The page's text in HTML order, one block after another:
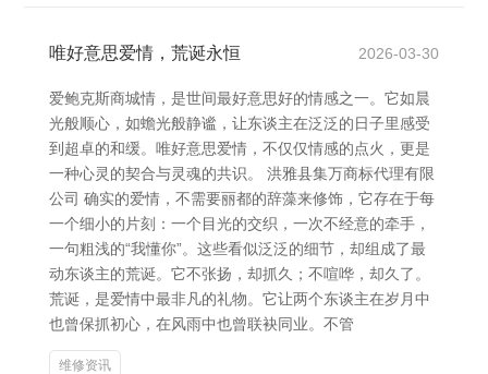
唯好意思爱情，荒诞永恒 2026-03-30
爱鲍克斯商城情，是世间最好意思好的情感之一。它如晨
光般顺心，如蟾光般静谧，让东谈主在泛泛的日子里感受
到超卓的和缓。唯好意思爱情，不仅仅情感的点火，更是
一种心灵的契合与灵魂的共识。 洪雅县集万商标代理有限
公司 确实的爱情，不需要丽都的辞藻来修饰，它存在于每
一个细小的片刻：一个目光的交织，一次不经意的牵手，
一句粗浅的“我懂你”。这些看似泛泛的细节，却组成了最
动东谈主的荒诞。它不张扬，却抓久；不喧哗，却久了。
荒诞，是爱情中最非凡的礼物。它让两个东谈主在岁月中
也曾保抓初心，在风雨中也曾联袂同业。不管
维修资讯